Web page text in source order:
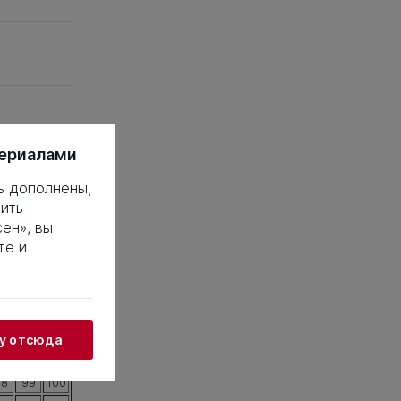
такое?
59
60
79
80
99
100
дополнены,
вы
и
отсюда